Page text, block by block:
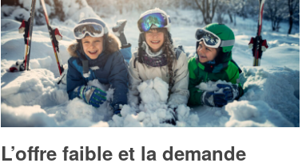
L’offre faible et la demande